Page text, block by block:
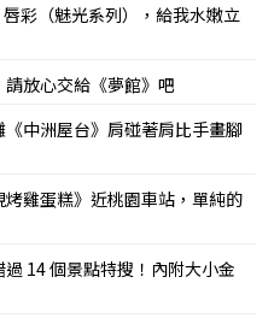
彩（魅光系列），給我水嫩立
放心交給《夢館》吧
中洲屋台》肩碰著肩比手畫腳
雞蛋糕》近桃園車站，單純的
14 個景點特搜！內附大小金